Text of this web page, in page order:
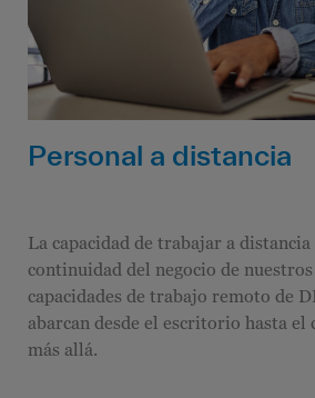
Personal a distancia
La capacidad de trabajar a distancia
continuidad del negocio de
capacidades de trabajo remoto de
abarcan desde el escritorio hasta el
más allá.